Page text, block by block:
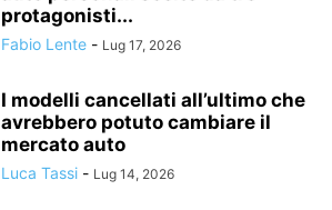
protagonisti...
Fabio Lente - Lug 17, 2026
I modelli cancellati all’ultimo che
avrebbero potuto cambiare il
mercato auto
Luca Tassi - Lug 14, 2026